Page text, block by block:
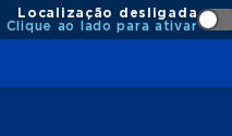
Localização desligada
Clique ao lado para ativar